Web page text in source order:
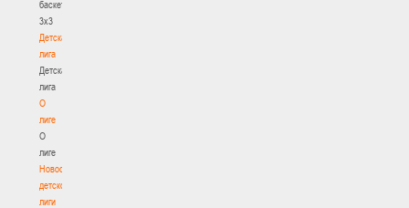
баскетбола
3х3
Детская
лига
Детская
лига
О
лиге
О
лиге
Новости
детской
лиги